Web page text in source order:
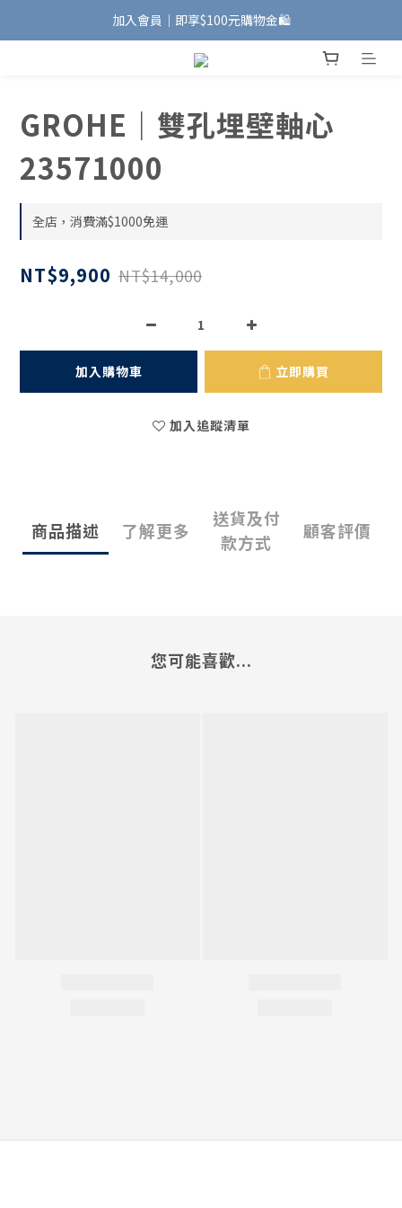
加入會員｜即享$100元購物金🛍️
加入會員｜即享$100元購物金🛍️
安裝維修服務｜Line ID @885wywfl
加入會員｜即享$100元購物金🛍️
GROHE｜雙孔埋壁軸心
23571000
全店，消費滿$1000免運
NT$9,900 NT$14,000
加入購物車 立即購買
加入追蹤清單
商品描述 了解更多
送貨及付
款方式
顧客評價
您可能喜歡...